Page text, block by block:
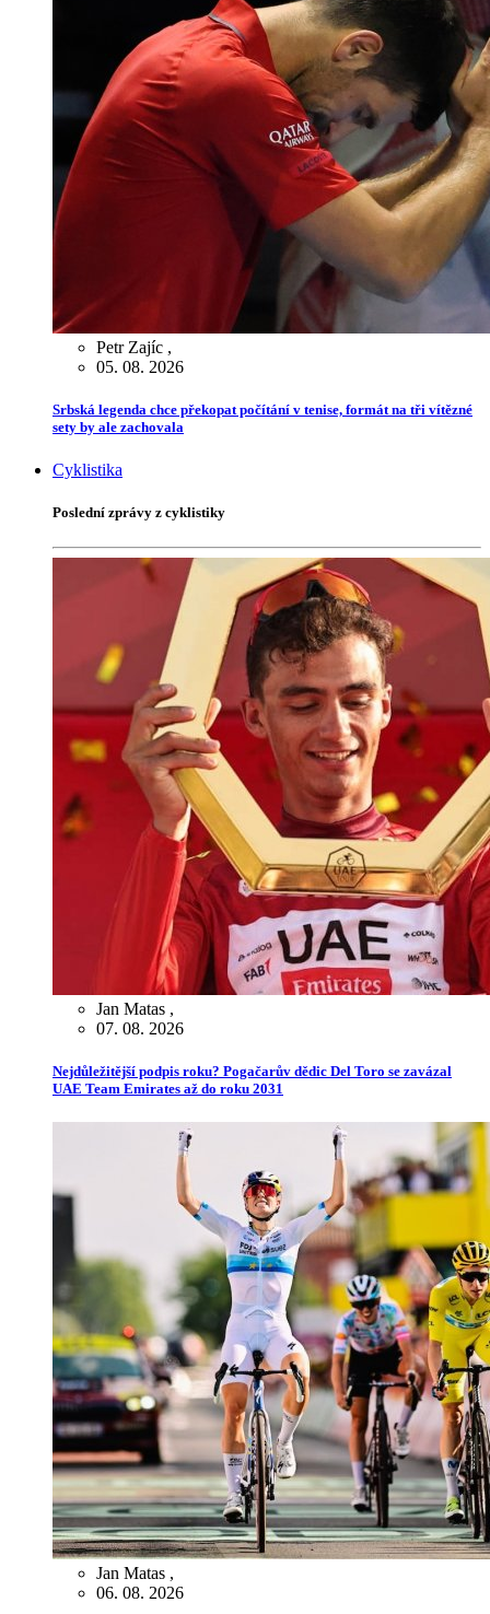
Petr Zajíc ,
05. 08. 2026
Srbská legenda chce překopat počítání v tenise, formát na tři vítězné
sety by ale zachovala
Cyklistika
Poslední zprávy z cyklistiky
Jan Matas ,
07. 08. 2026
Nejdůležitější podpis roku? Pogačarův dědic Del Toro se zavázal
UAE Team Emirates až do roku 2031
Jan Matas ,
06. 08. 2026